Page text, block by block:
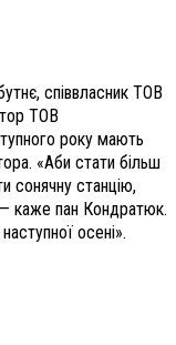
співвласник ТОВ
ТОВ
року мають
«Аби стати більш
сонячну станцію,
каже пан Кондратюк.
осені».